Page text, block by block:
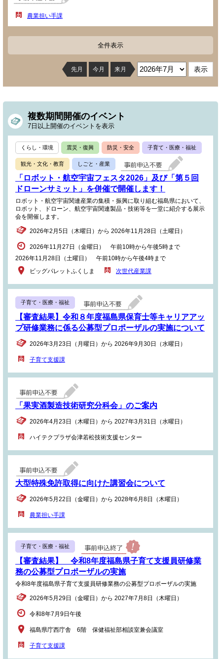
農業担い手課
全件表示
先月 今月 来月
複数期間開催のイベント
7日以上開催のイベントを表示
くらし・環境 震災・復興 防災・安全 子育て・医療・福祉
観光・文化・教育 しごと・産業
「ロボット・航空宇宙フェスタ2026」及び「第５回
ドローンサミット」を併催で開催します！
ロボット・航空宇宙関連産業の集積・振興に取り組む福島県において、
ロボット、ドローン、航空宇宙関連製品・技術等を一堂に紹介する展示
会を開催します。
2026年2月5日（木曜日）から 2026年11月28日（土曜日）
2026年11月27日（金曜日） 午前10時から午後5時まで
2026年11月28日（土曜日） 午前10時から午後4時まで
ビッグパレットふくしま
次世代産業課
子育て・医療・福祉
【審査結果】令和８年度福島県保育士等キャリアアッ
プ研修業務に係る公募型プロポーザルの実施について
2026年3月23日（月曜日）から 2026年9月30日（水曜日）
子育て支援課
「果実酒製造技術研究分科会」のご案内
2026年4月23日（木曜日）から 2027年3月31日（水曜日）
ハイテクプラザ会津若松技術支援センター
大型特殊免許取得に向けた講習会について
2026年5月22日（金曜日）から 2028年6月8日（木曜日）
農業担い手課
子育て・医療・福祉
【審査結果】 令和8年度福島県子育て支援員研修業
務の公募型プロポーザルの実施
令和8年度福島県子育て支援員研修業務の公募型プロポーザルの実施
2026年5月29日（金曜日）から 2027年7月8日（木曜日）
令和8年7月9日午後
福島県庁西庁舎 6階 保健福祉部相談室兼会議室
子育て支援課